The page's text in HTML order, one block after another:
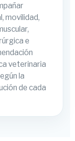
movilidad,
e
veterinaria
la
de cada